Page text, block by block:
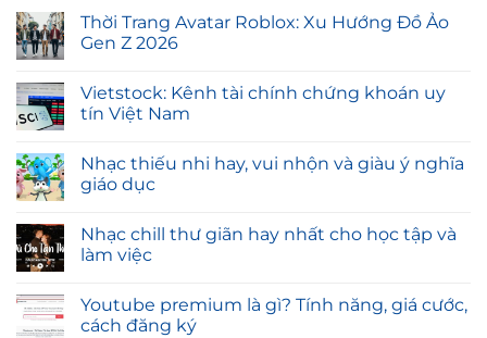
Thời Trang Avatar Roblox: Xu Hướng Đồ Ảo
Gen Z 2026
Vietstock: Kênh tài chính chứng khoán uy
tín Việt Nam
Nhạc thiếu nhi hay, vui nhộn và giàu ý nghĩa
giáo dục
Nhạc chill thư giãn hay nhất cho học tập và
làm việc
Youtube premium là gì? Tính năng, giá cước,
cách đăng ký